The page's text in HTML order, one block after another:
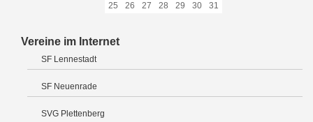
25
26 27 28 29 30 31
Vereine im Internet
SF Lennestadt
SF Neuenrade
SVG Plettenberg